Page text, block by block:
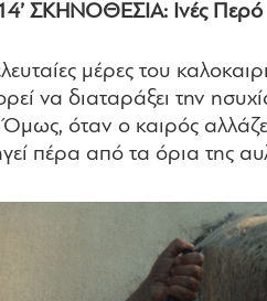
ΣΚΗΝΟΘΕΣΙΑ: Ινές Περό
μέρες του
να διαταράξει την
όταν ο καιρός
πέρα από τα όρια της